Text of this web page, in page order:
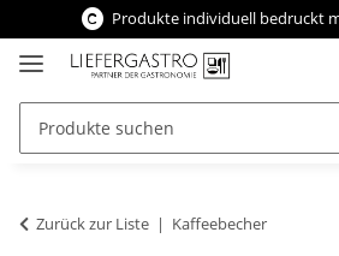
Produkte individuell bedruckt
Zurück zur Liste Kaffeebecher